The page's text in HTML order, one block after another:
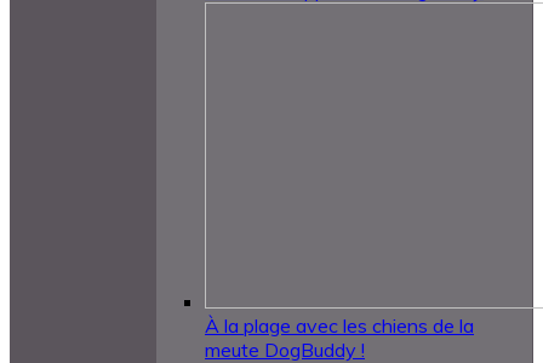
À la plage avec les chiens de la
meute DogBuddy !